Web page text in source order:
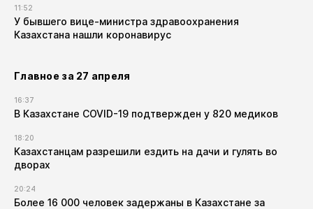
11:52
У бывшего вице-министра здравоохранения
Казахстана нашли коронавирус
Главное за 27 апреля
16:37
В Казахстане COVID-19 подтвержден у 820 медиков
18:20
Казахстанцам разрешили ездить на дачи и гулять во
дворах
20:24
Более 16 000 человек задержаны в Казахстане за